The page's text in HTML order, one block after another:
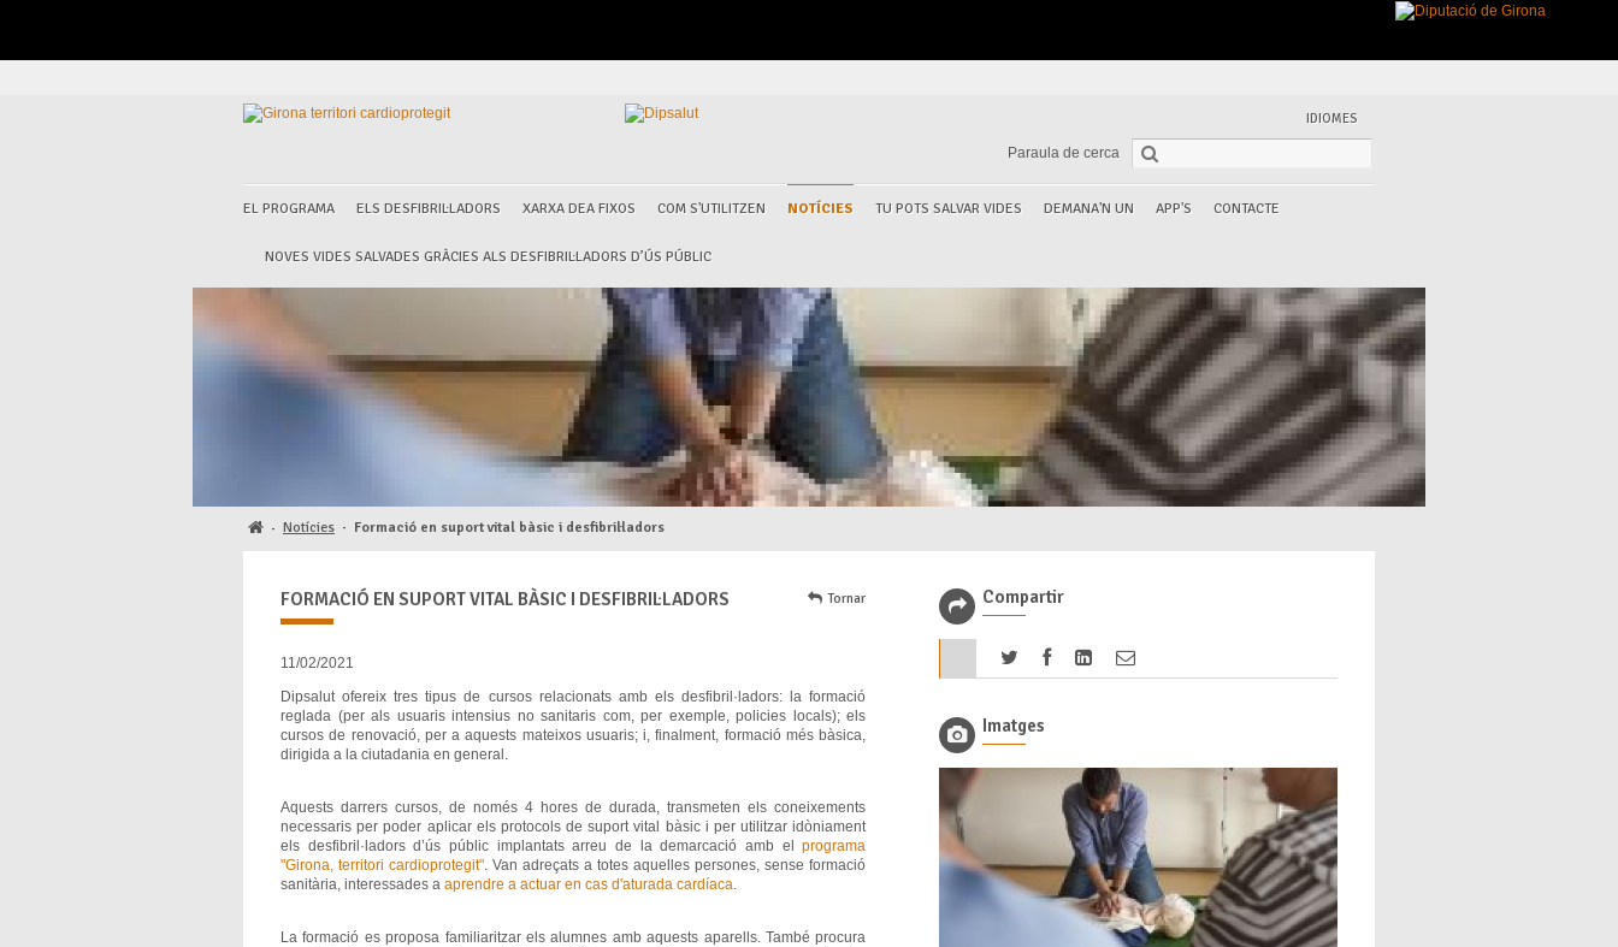
IDIOMES
Paraula de cerca
EL PROGRAMA ELS DESFIBRIL·LADORS XARXA DEA FIXOS COM S'UTILITZEN NOTÍCIES TU POTS SALVAR VIDES DEMANA'N UN APP'S CONTACTE
NOVES VIDES SALVADES GRÀCIES ALS DESFIBRIL·LADORS D’ÚS PÚBLIC
· Notícies · Formació en suport vital bàsic i desfibril·ladors
FORMACIÓ EN SUPORT VITAL BÀSIC I DESFIBRIL·LADORS Tornar
11/02/2021
Dipsalut ofereix tres tipus de cursos relacionats amb els desfibril·ladors: la formació
reglada (per als usuaris intensius no sanitaris com, per exemple, policies locals); els
cursos de renovació, per a aquests mateixos usuaris; i, finalment, formació més bàsica,
dirigida a la ciutadania en general.
Aquests darrers cursos, de només 4 hores de durada, transmeten els coneixements
necessaris per poder aplicar els protocols de suport vital bàsic i per utilitzar idòniament
els desfibril·ladors d’ús públic implantats arreu de la demarcació amb elprograma
"Girona, territori cardioprotegit". Van adreçats a totes aquelles persones, sense formació
sanitària, interessades a aprendre a actuar en cas d'aturada cardíaca.
La formació es proposa familiaritzar els alumnes amb aquests aparells. També procura
Compartir
Imatges